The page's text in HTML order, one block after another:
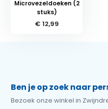
Microvezeldoeken (2
stuks)
€ 12,99
Ben je op zoek naar
Bezoek onze winkel in